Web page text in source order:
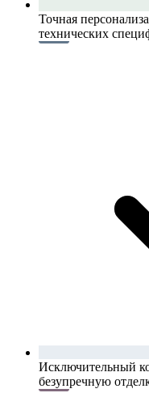
Точная
технических
Исключительный
безупречную